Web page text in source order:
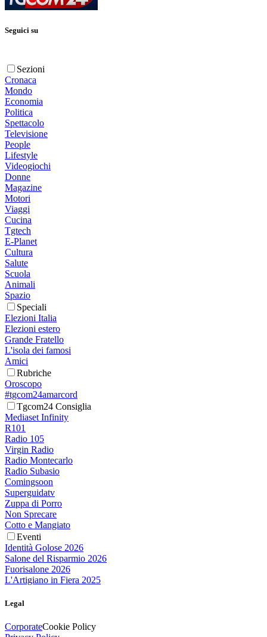
Seguici su
Sezioni
Cronaca
Mondo
Economia
Politica
Spettacolo
Televisione
People
Lifestyle
Videogiochi
Donne
Magazine
Motori
Viaggi
Cucina
Tgtech
E-Planet
Cultura
Salute
Scuola
Animali
Spazio
Speciali
Elezioni Italia
Elezioni estero
Grande Fratello
L'isola dei famosi
Amici
Rubriche
Oroscopo
#tgcom24amarcord
Tgcom24 Consiglia
Mediaset Infinity
R101
Radio 105
Virgin Radio
Radio Montecarlo
Radio Subasio
Comingsoon
Superguidatv
Zuppa di Porro
Non Sprecare
Cotto e Mangiato
Eventi
Identità Golose 2026
Salone del Risparmio 2026
Fuorisalone 2026
L'Artigiano in Fiera 2025
Legal
CorporateCookie Policy